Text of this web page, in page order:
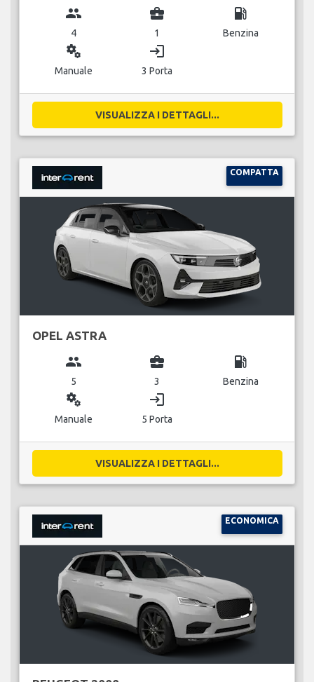
group
4
business_center
1
local_gas_station
Benzina
miscellaneous_services
Manuale
login
3 Porta
VISUALIZZA I DETTAGLI...
COMPATTA
OPEL ASTRA
group
5
business_center
3
local_gas_station
Benzina
miscellaneous_services
Manuale
login
5 Porta
VISUALIZZA I DETTAGLI...
ECONOMICA